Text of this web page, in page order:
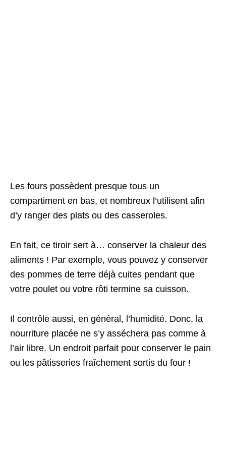
Les fours possèdent presque tous un
compartiment en bas, et nombreux l’utilisent afin
d’y ranger des plats ou des casseroles.
En fait, ce tiroir sert à… conserver la chaleur des
aliments ! Par exemple, vous pouvez y conserver
des pommes de terre déjà cuites pendant que
votre poulet ou votre rôti termine sa cuisson.
Il contrôle aussi, en général, l’humidité. Donc, la
nourriture placée ne s’y asséchera pas comme à
l’air libre. Un endroit parfait pour conserver le pain
ou les pâtisseries fraîchement sortis du four !